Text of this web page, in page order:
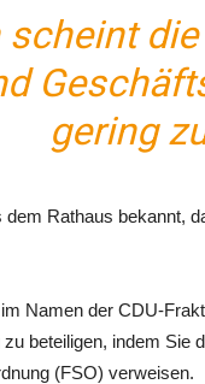
gering
Rathaus bekannt,
Namen der CDU-
beteiligen, indem Sie
(FSO) verweisen.